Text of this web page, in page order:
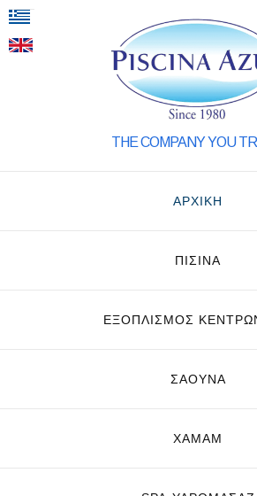
THE COMPANY YOU
ΑΡΧΙΚΗ
ΠΙΣΙΝΑ
ΕΞΟΠΛΙΣΜΌΣ
ΣΑΟΥΝΑ
ΧΑΜΑΜ